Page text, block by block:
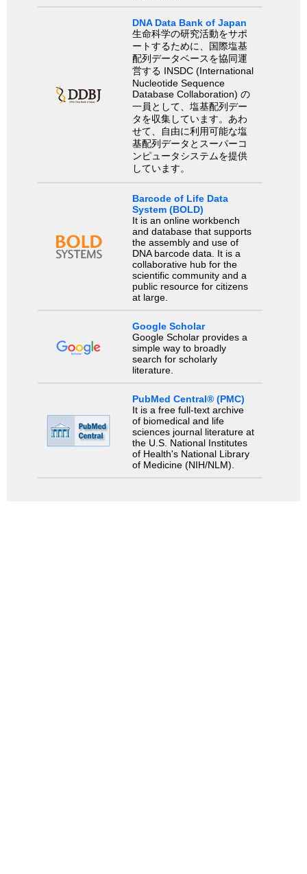
DNA Data Bank of Japan
生命科学の研究活動をサポ
ートするために、国際塩基
配列データベースを協同運
営する INSDC (International
Nucleotide Sequence
Database Collaboration) の
一員として、塩基配列デー
タを収集しています。あわ
せて、自由に利用可能な塩
基配列データとスーパーコ
ンピュータシステムを提供
しています。
Barcode of Life Data
System (BOLD)
It is an online workbench
and database that supports
the assembly and use of
DNA barcode data. It is a
collaborative hub for the
scientific community and a
public resource for citizens
at large.
Google Scholar
Google Scholar provides a
simple way to broadly
search for scholarly
literature.
PubMed Central® (PMC)
It is a free full-text archive
of biomedical and life
sciences journal literature at
the U.S. National Institutes
of Health's National Library
of Medicine (NIH/NLM).